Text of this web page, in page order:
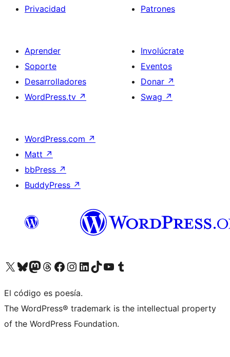
Privacidad
Patrones
Aprender
Soporte
Desarrolladores
WordPress.tv ↗
Involúcrate
Eventos
Donar ↗
Swag ↗
WordPress.com ↗
Matt ↗
bbPress ↗
BuddyPress ↗
Visita nuestra cuenta de X (anteriormente Twitter)
Visita nuestra cuenta de Bluesky
Visita nuestra cuenta de Mastodon
Visita nuestra cuenta de Threads
Visita nuestra página de Facebook
Visita nuestra cuenta de Instagram
Visita nuestra cuenta de LinkedIn
Visita nuestra cuenta de TikTok
Visita nuestro canal de YouTube
Visita nuestra cuenta de Tumblr
El código es poesía.
The WordPress® trademark is the intellectual property
of the WordPress Foundation.